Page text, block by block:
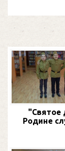
"Святое
Родине